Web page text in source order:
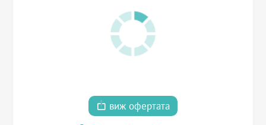
виж офертата